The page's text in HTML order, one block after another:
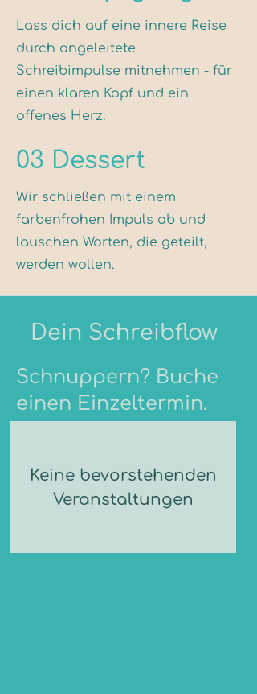
Lass dich auf eine innere Reise
durch angeleitete
Schreibimpulse mitnehmen - für
einen klaren Kopf und ein
offenes Herz.
03 Dessert
Wir schließen mit einem
farbenfrohen Impuls ab und
lauschen Worten, die geteilt,
werden wollen.
Dein Schreibflow
Schnuppern? Buche
einen Einzeltermin.
Keine bevorstehenden
Veranstaltungen